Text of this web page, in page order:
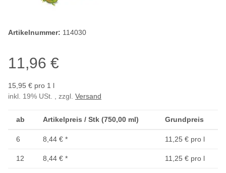
Artikelnummer: 114030
11,96 €
15,95 € pro 1 l
inkl. 19% USt. , zzgl. Versand
ab Artikelpreis / Stk (750,00 ml) Grundpreis
6 8,44 € * 11,25 € pro l
12 8,44 € * 11,25 € pro l